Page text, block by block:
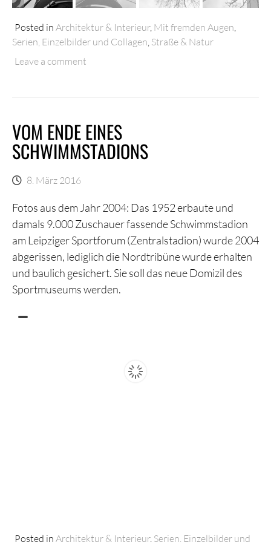
Posted in Architektur & Interieur, Mit fremden Augen
Serien, Einzelbilder und Collagen Straße & Natur
Leave a comment
VOM ENDE EINES
SCHWIMMSTADIONS
8. März 2016
Fotos aus dem Jahr 2004: Das 1952 erbaute und
damals 9.000 Zuschauer fassende Schwimmstadion
am Leipziger Sportforum (Zentralstadion) wurde 2004
abgerissen, lediglich die Nordtribüne wurde erhalten
und baulich gesichert. Sie soll das neue Domizil des
Sportmuseums werden.
Posted in Architektur & Interieur, Serien, Einzelbilder und